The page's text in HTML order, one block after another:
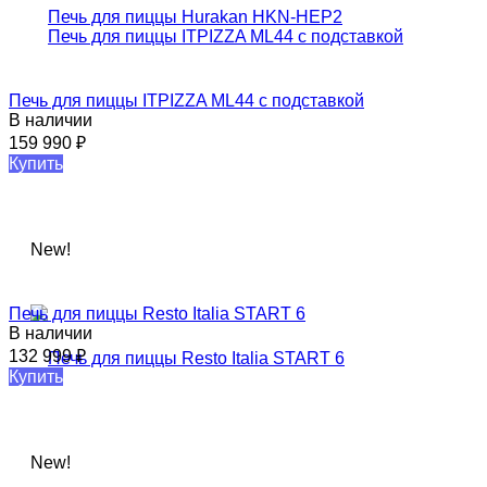
Печь для пиццы ITPIZZA ML44 с подставкой
В наличии
159 990 ₽
Купить
New!
Печь для пиццы Resto Italia START 6​
В наличии
132 999₽
Купить
New!